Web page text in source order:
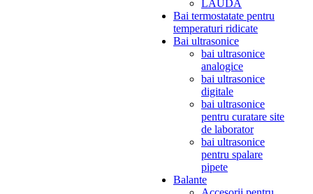
LAUDA
Bai termostatate pentru
temperaturi ridicate
Bai ultrasonice
bai ultrasonice
analogice
bai ultrasonice
digitale
bai ultrasonice
pentru curatare site
de laborator
bai ultrasonice
pentru spalare
pipete
Balante